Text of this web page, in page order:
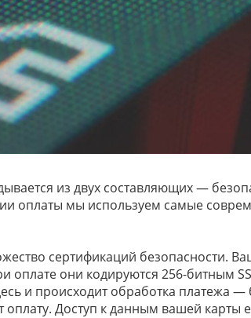
из двух составляющих —
оплаты мы используем самые
сертификаций безопасности.
оплате они кодируются 256-битным
и происходит обработка платежа
оплату. Доступ к данным вашей